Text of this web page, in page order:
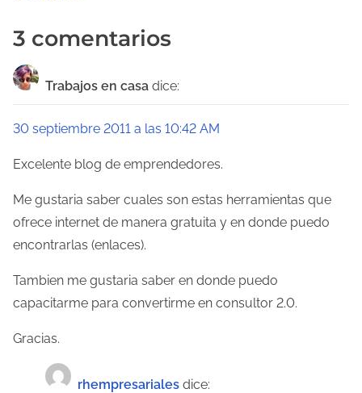
e
g
i
ó
n
d
e
e
3 comentarios
Trabajos en casa dice:
30 septiembre 2011 a las 10:42 AM
Excelente blog de emprendedores.
Me gustaria saber cuales son estas herramientas que
ofrece internet de manera gratuita y en donde puedo
encontrarlas (enlaces).
Tambien me gustaria saber en donde puedo
capacitarme para convertirme en consultor 2.0.
Gracias.
rhempresariales dice: